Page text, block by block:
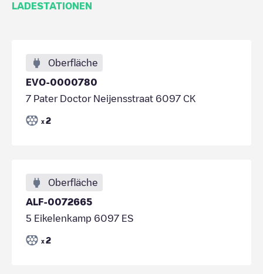
LADESTATIONEN
Oberfläche
EVO-0000780
7 Pater Doctor Neijensstraat 6097 CK
x 2
Oberfläche
ALF-0072665
5 Eikelenkamp 6097 ES
x 2